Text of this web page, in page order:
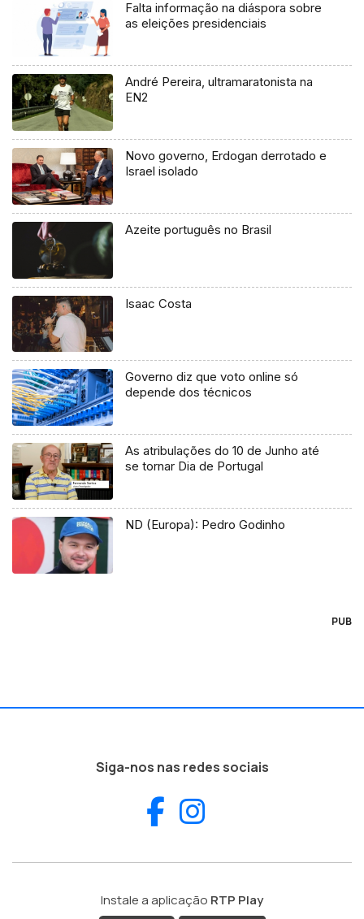
Falta informação na diáspora sobre
as eleições presidenciais
André Pereira, ultramaratonista na
EN2
Novo governo, Erdogan derrotado e
Israel isolado
Azeite português no Brasil
Isaac Costa
Governo diz que voto online só
depende dos técnicos
As atribulações do 10 de Junho até
se tornar Dia de Portugal
ND (Europa): Pedro Godinho
PUB
Siga-nos nas redes sociais
Facebook
Instale a aplicação RTP Play